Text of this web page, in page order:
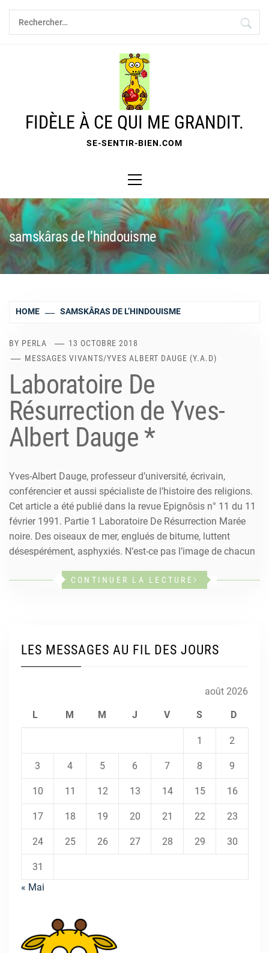
Skip
content
Rechercher :
FIDÈLE À CE QUI ME GRANDIT.
SE-SENTIR-BIEN.COM
Menu
samskâras de l’hindouisme
HOME SAMSKÂRAS DE L’HINDOUISME
BY PERLA
13 OCTOBRE 2018
MESSAGES VIVANTS/YVES ALBERT DAUGE (Y.A.D)
Laboratoire De
Résurrection de Yves-
Albert Dauge *
Yves-Albert Dauge, professeur d’université, écrivain,
conférencier et aussi spécialiste de l’histoire des religions.
Cet article a été publié dans la revue Epignôsis n° 11 du 11
février 1991. Partie 1 Laboratoire De Résurrection Marée
noire. Des oiseaux de mer, englués de bitume, luttent
désespérément, asphyxiés. N’est-ce pas l’image de chacun
CONTINUER LA LECTURE
LES MESSAGES AU FIL DES JOURS
août 2026
L M M J V S D
1 2
3 4 5 6 7 8 9
10 11 12 13 14 15 16
17 18 19 20 21 22 23
24 25 26 27 28 29 30
31
« Mai